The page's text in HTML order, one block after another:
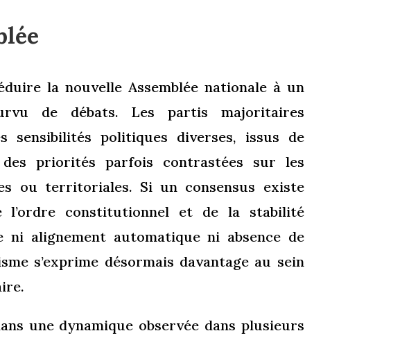
la nouvelle Assemblée nationale à un
de débats. Les partis majoritaires
sensibilités politiques diverses, issus de
priorités parfois contrastées sur les
ou territoriales. Si un consensus existe
constitutionnel et de la stabilité
ni alignement automatique ni absence de
s’exprime désormais davantage au sein
une dynamique observée dans plusieurs